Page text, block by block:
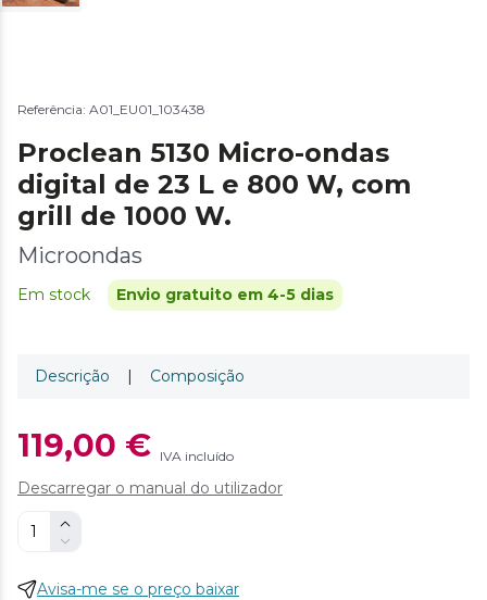
Referência: A01_EU01_103438
Proclean 5130 Micro-ondas
digital de 23 L e 800 W, com
grill de 1000 W.
Microondas
Em stock Envio gratuito em 4-5 dias
Descrição | Composição
119,00 € IVA incluído
Descarregar o manual do utilizador
Avisa-me se o preço baixar